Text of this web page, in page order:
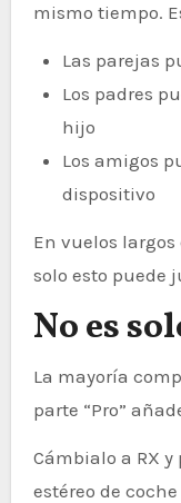
mismo tiempo.
Las parejas
Los padres
hijo
Los amigos
dispositivo
En vuelos
solo esto puede
No es
La mayoría
parte “Pro”
Cámbialo a RX
estéreo de